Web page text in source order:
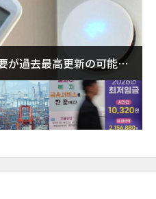
が過去最高更新の可能性